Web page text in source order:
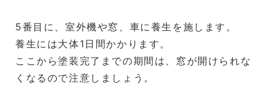
5番目に、室外機や窓、車に養生を施します。
養生には大体1日間かかります。
ここから塗装完了までの期間は、窓が開けられな
くなるので注意しましょう。